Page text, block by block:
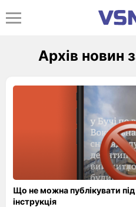
Архів новин
Що не можна публікувати
інструкція